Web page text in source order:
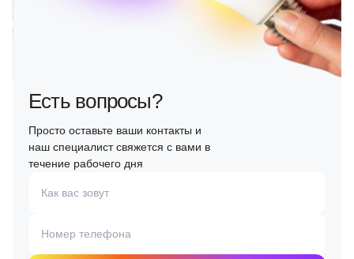
Есть вопросы?
Просто оставьте ваши контакты и
наш специалист свяжется с вами в
течение рабочего дня
Как вас зовут
Номер телефона